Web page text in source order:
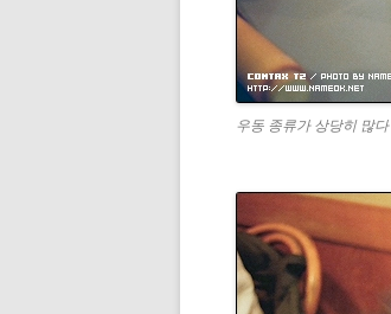
우동 종류가 상당히 많다